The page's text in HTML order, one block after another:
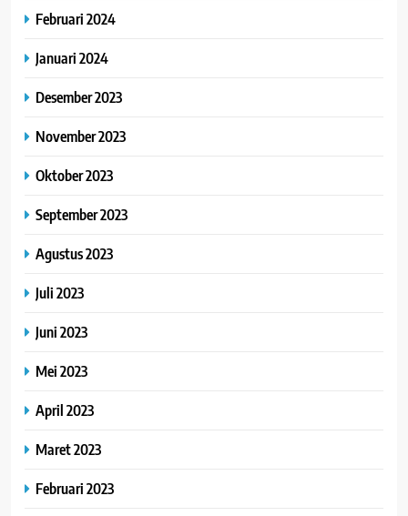
Februari 2024
Januari 2024
Desember 2023
November 2023
Oktober 2023
September 2023
Agustus 2023
Juli 2023
Juni 2023
Mei 2023
April 2023
Maret 2023
Februari 2023